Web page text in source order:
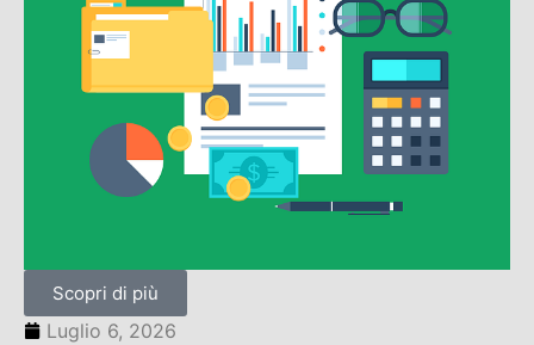
Scopri di più
Luglio 6, 2026